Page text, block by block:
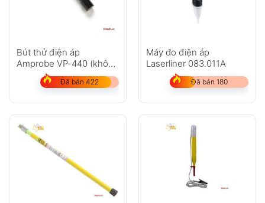
Bút thử điện áp
Amprobe VP-440 (không
tiếp xúc)
Đã bán 422
Máy đo điện áp
Laserliner 083.011A
Đã bán 180